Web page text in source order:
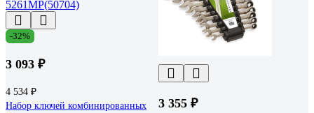
-32%
3 093 ₽
4 534 ₽
Набор ключей комбинированных
3 355 ₽